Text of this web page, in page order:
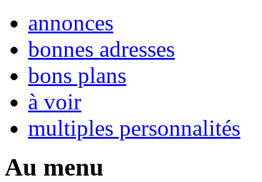
annonces
bonnes adresses
bons plans
à voir
multiples personnalités
Au menu